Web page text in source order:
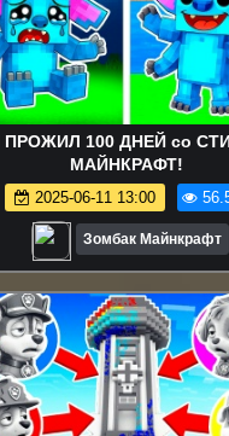
ПРОЖИЛ 100 ДНЕЙ со
МАЙНКРАФТ!
2025-06-11 13:00
Зомбак Майнкрафт